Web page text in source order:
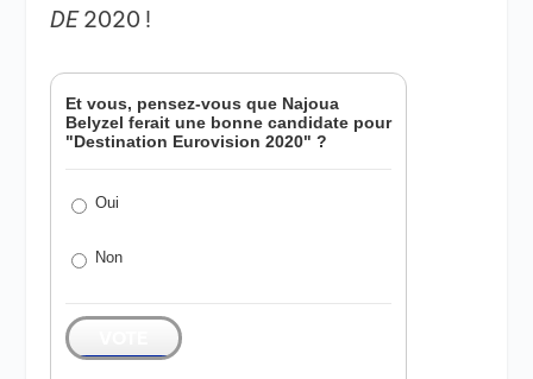
DE2020 !
Et vous, pensez-vous que Najoua
Belyzel ferait une bonne candidate pour
"Destination Eurovision 2020" ?
Oui
Non